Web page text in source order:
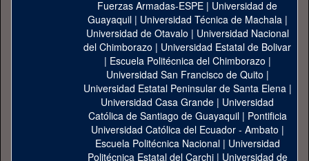
Fuerzas Armadas-ESPE | Universidad de
Guayaquil| Universidad Técnica de Machala|
Universidad de Otavalo | Universidad Nacional
del Chimborazo | Universidad Estatal de Bolivar
| Escuela Politécnica del Chimborazo |
Universidad San Francisco de Quito |
Universidad Estatal Peninsular de Santa Elena|
Universidad Casa Grande | Universidad
Católica de Santiago de Guayaquil| Pontificia
Universidad Católica del Ecuador - Ambato |
Escuela Politécnica Nacional| Universidad
Politécnica Estatal del Carchi| Universidad de